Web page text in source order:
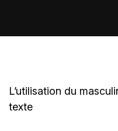
L’utilisation du
texte